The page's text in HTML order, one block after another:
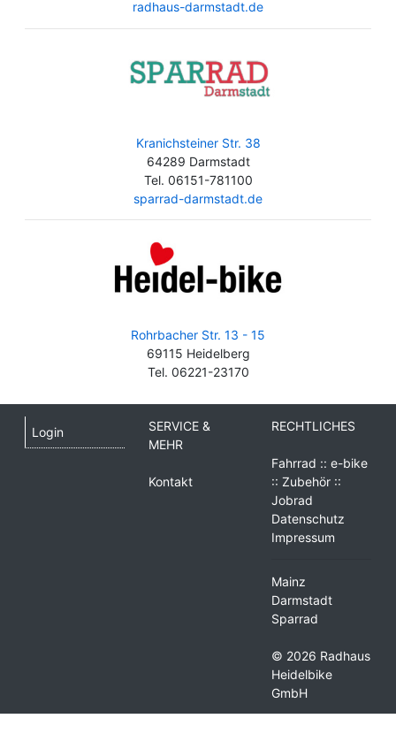
radhaus-darmstadt.de
Kranichsteiner Str. 38
64289 Darmstadt
Tel. 06151-781100
sparrad-darmstadt.de
Rohrbacher Str. 13 - 15
69115 Heidelberg
Tel. 06221-23170
Login
SERVICE &
MEHR
Kontakt
RECHTLICHES
Fahrrad :: e-bike
:: Zubehör ::
Jobrad
Datenschutz
Impressum
Mainz
Darmstadt
Sparrad
© 2026 Radhaus
Heidelbike
GmbH